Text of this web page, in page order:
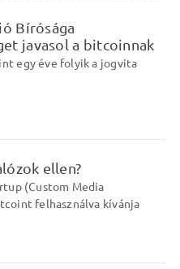
Bírósága
javasol a bitcoinnak
egy éve folyik a jogvita
ellen?
(Custom Media
felhasználva kívánja